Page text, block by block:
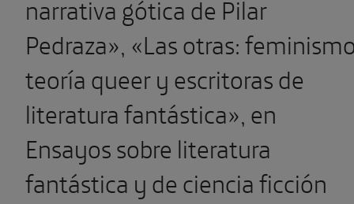
narrativa gótica de Pilar
Pedraza», «Las otras:
teoría queer y escritoras de
literatura fantástica», en
Ensayos sobre literatura
fantástica y de ciencia ficción